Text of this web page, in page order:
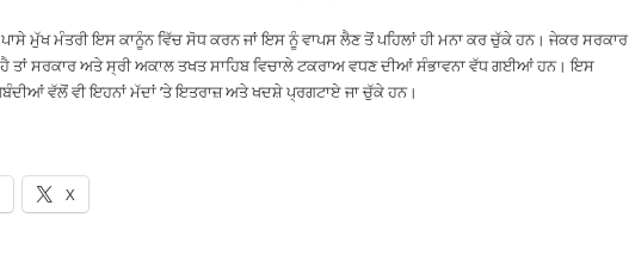
ਮੁੱਖ ਮੰਤਰੀ ਇਸ ਕਾਨੂੰਨ ਵਿੱਚ ਸੋਧ ਕਰਨ ਜਾਂ ਇਸ ਨੂੰ ਵਾਪਸ ਲੈਣ ਤੋਂ ਪਹਿਲਾਂ ਹੀ ਮਨਾ ਕਰ ਚੁੱਕੇ ਹਨ। ਜੇਕਰ ਸਰਕਾਰ
ਹੈ ਤਾਂ ਸਰਕਾਰ ਅਤੇ ਸ੍ਰੀ ਅਕਾਲ ਤਖਤ ਸਾਹਿਬ ਵਿਚਾਲੇ ਟਕਰਾਅ ਵਧਣ ਦੀਆਂ ਸੰਭਾਵਨਾ ਵੱਧ ਗਈਆਂ ਹਨ। ਇਸ
ਵੱਲੋਂ ਵੀ ਇਹਨਾਂ ਮੱਦਾਂ ’ਤੇ ਇਤਰਾਜ਼ ਅਤੇ ਖਦਸ਼ੇ ਪ੍ਰਗਟਾਏ ਜਾ ਚੁੱਕੇ ਹਨ।
X